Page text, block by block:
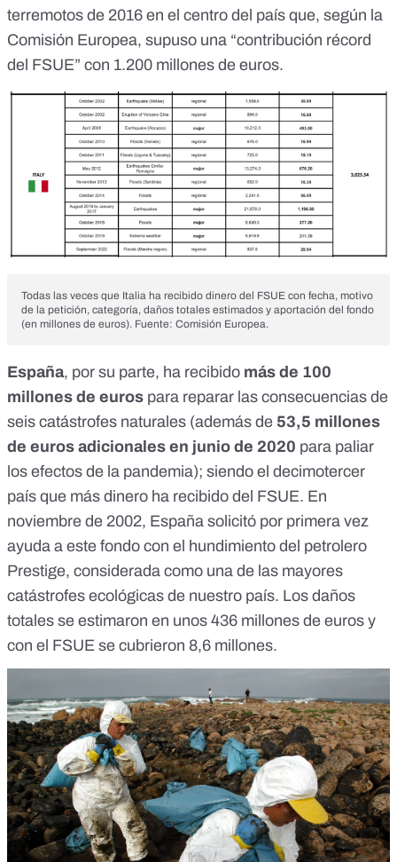
terremotos de 2016 en el centro del país que, según la
Comisión Europea, supuso una “contribución récord
del FSUE” con 1.200 millones de euros.
Todas las veces que Italia ha recibido dinero del FSUE con fecha, motivo
de la petición, categoría, daños totales estimados y aportación del fondo
(en millones de euros). Fuente: Comisión Europea.
España, por su parte, ha recibido más de 100
millones de euros para reparar las consecuencias de
seis catástrofes naturales (además de 53,5 millones
de euros adicionales en junio de 2020 para paliar
los efectos de la pandemia); siendo el decimotercer
país que más dinero ha recibido del FSUE. En
noviembre de 2002, España solicitó por primera vez
ayuda a este fondo con el hundimiento del petrolero
Prestige, considerada como una de las mayores
catástrofes ecológicas de nuestro país. Los daños
totales se estimaron en unos 436 millones de euros y
con el FSUE se cubrieron 8,6 millones.